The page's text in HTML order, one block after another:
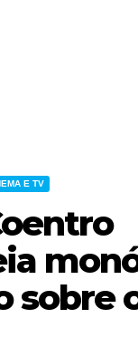
E TV
sobre